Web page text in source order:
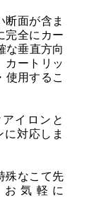
断面が含ま
完全にカー
な垂直方向
カートリッ
使用するこ
イロンと
対応しま
殊なこて先
気軽に